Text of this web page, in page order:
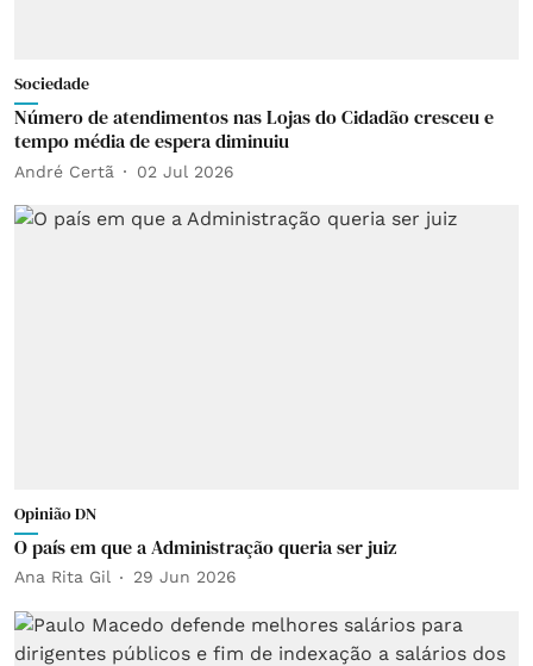
Sociedade
Número de atendimentos nas Lojas do Cidadão cresceu e
tempo média de espera diminuiu
André Certã 02 Jul 2026
Opinião DN
O país em que a Administração queria ser juiz
Ana Rita Gil 29 Jun 2026